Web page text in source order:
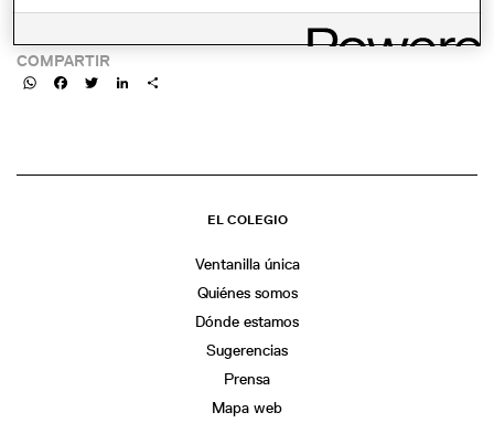
COMPARTIR
WhatsAppFacebookTwitterLinkedIn
EL COLEGIO
Ventanilla única
Quiénes somos
Dónde estamos
Sugerencias
Prensa
Mapa web